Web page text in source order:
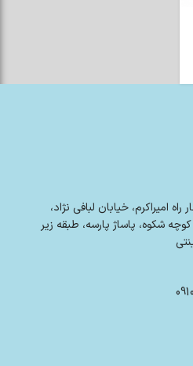
امیراکرم، خیابان لبافی نژاد،
شکوه، پاساژ پارسه، طبقه زیر